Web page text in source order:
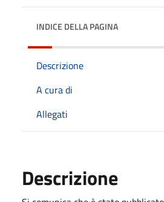
INDICE DELLA PAGINA
Descrizione
A cura di
Allegati
Descrizione